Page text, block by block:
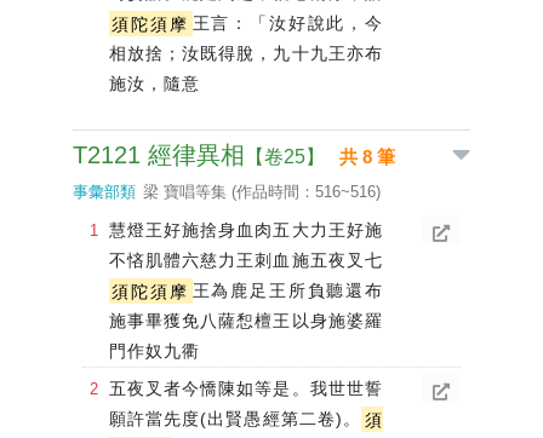
須陀須摩 王言：「汝好說此，今
相放捨；汝既得脫，九十九王亦布
施汝，隨意
T2121 經律異相 【卷25】 共 8 筆
事彙部類 梁 寶唱等集 (作品時間：516~516)
慧燈王好施捨身血肉五大力王好施
不悋肌體六慈力王刺血施五夜叉七
須陀須摩 王為鹿足王所負聽還布
施事畢獲免八薩惒檀王以身施婆羅
門作奴九衢
五夜叉者今憍陳如等是。我世世誓
願許當先度(出賢愚經第二卷)。
須